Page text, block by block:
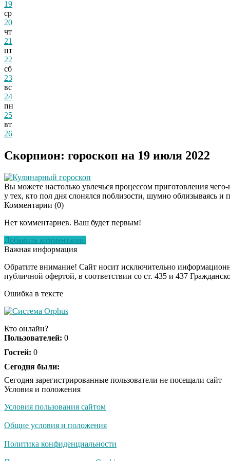
19
ср
20
чт
21
пт
22
сб
23
вс
24
пн
25
вт
26
Скорпион: гороскоп на 19 июля 2022
Кулинарный гороскоп
Вы можете настолько увлечься процессом приготовления
у тех, кто пол дня слонялся поблизости, шумно облизываясь и
Комментарии (0)
Нет комментариев. Ваш будет первым!
Добавить комментарий
Важная информация
Обратите внимание! Сайт носит исключительно
публичной офертой, в соответствии со ст. 435 и 437
Ошибка в тексте
Кто онлайн?
Пользователей: 0
Гостей: 0
Сегодня были:
Сегодня зарегистрированные пользователи не посещали сайт
Условия и положения
Условия пользования сайтом
Общие условия и положения
Политика конфиденциальности